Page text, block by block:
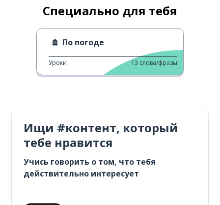
Специально для тебя
По погоде
Уроки 13 слова/фразы
Ищи #контент, который
тебе нравится
Учись говорить о том, что тебя
действительно интересует